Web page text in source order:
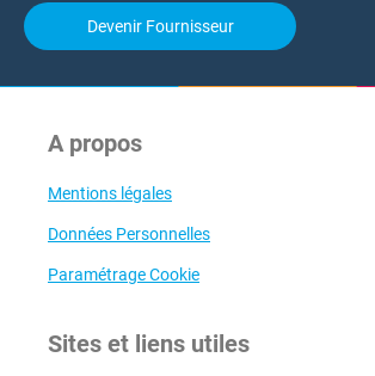
Devenir Fournisseur
A propos
Mentions légales
Données Personnelles
Paramétrage Cookie
Sites et liens utiles